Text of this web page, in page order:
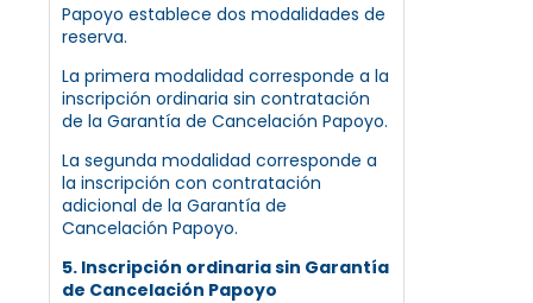
Papoyo establece dos modalidades de
reserva.
La primera modalidad corresponde a la
inscripción ordinaria sin contratación
de la Garantía de Cancelación Papoyo.
La segunda modalidad corresponde a
la inscripción con contratación
adicional de la Garantía de
Cancelación Papoyo.
5. Inscripción ordinaria sin Garantía
de Cancelación Papoyo